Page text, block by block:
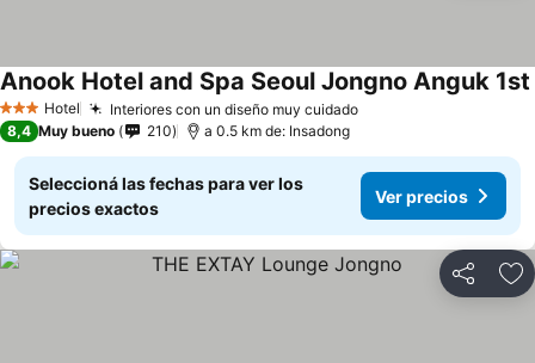
3 Estrellas
Hotel Interiores con un diseño muy cuidado
Anook Hotel and Spa Seoul Jongno Anguk 1st
8,4 Muy bueno 210 a 0.5 km de: Insadong
Seleccioná las fechas para ver los
precios exactos
Ver precios
Compartir